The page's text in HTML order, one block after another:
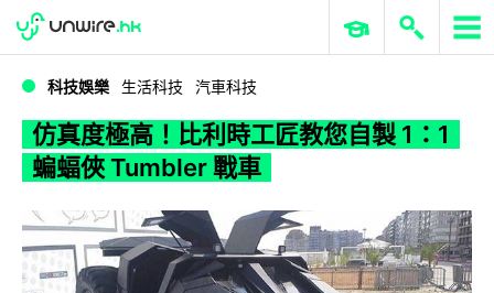
WWDC 2026 ERP 與商業 AI
科技娛樂 生活科技 汽車科技
仿真度極高！比利時工匠教您自製 1：1
蝙蝠俠 Tumbler 戰車